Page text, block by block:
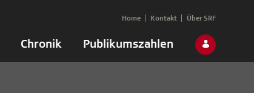
Chronik Publikumszahlen
Home Kontakt Über SRF